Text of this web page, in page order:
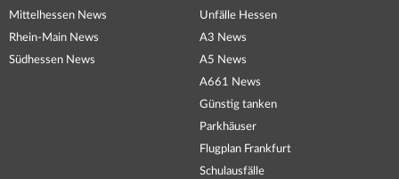
Mittelhessen News
Rhein-Main News
Südhessen News
Unfälle Hessen
A3 News
A5 News
A661 News
Günstig tanken
Parkhäuser
Flugplan Frankfurt
Schulausfälle